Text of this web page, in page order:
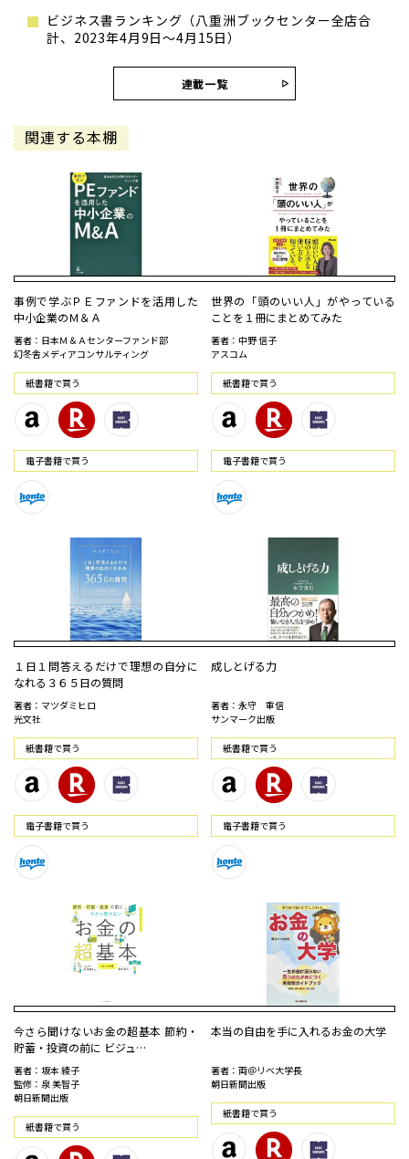
ビジネス書ランキング（八重洲ブックセンター全店合
計、2023年4月9日～4月15日）
連載一覧
関連する本棚
事例で学ぶＰＥファンドを活用した
中小企業のＭ＆Ａ
著者：日本Ｍ＆Ａセンターファンド部
幻冬舎メディアコンサルティング
紙書籍で買う
電⼦書籍で買う
世界の「頭のいい人」がやっている
ことを１冊にまとめてみた
著者：中野 信子
アスコム
紙書籍で買う
電⼦書籍で買う
１日１問答えるだけで理想の自分に
なれる３６５日の質問
著者：マツダミヒロ
光文社
紙書籍で買う
電⼦書籍で買う
成しとげる力
著者：永守 重信
サンマーク出版
紙書籍で買う
電⼦書籍で買う
今さら聞けないお金の超基本 節約・
貯蓄・投資の前に ビジュ…
著者：坂本 綾子
監修：泉 美智子
朝日新聞出版
紙書籍で買う
本当の自由を手に入れるお金の大学
著者：両＠リベ大学長
朝日新聞出版
紙書籍で買う